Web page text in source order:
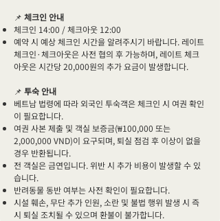
📌 체크인 안내
체크인 14:00 / 체크아웃 12:00
예약 시 예상 체크인 시간을 알려주시기 바랍니다. 레이트
체크인·체크아웃은 사전 협의 후 가능하며, 레이트 체크
아웃은 시간당 20,000원의 추가 요금이 발생합니다.
📌 투숙 안내
베트남 법령에 따라 외국인 투숙객은 체크인 시 여권 확인
이 필요합니다.
여권 사본 제출 및 객실 보증금(₩100,000 또는
2,000,000 VND)이 요구되며, 퇴실 점검 후 이상이 없을
경우 반환됩니다.
전 객실은 금연입니다. 위반 시 추가 비용이 발생할 수 있
습니다.
반려동물 동반 여부는 사전 확인이 필요합니다.
시설 훼손, 무단 추가 인원, 소란 및 불법 행위 발생 시 즉
시 퇴실 조치될 수 있으며 환불이 불가합니다.